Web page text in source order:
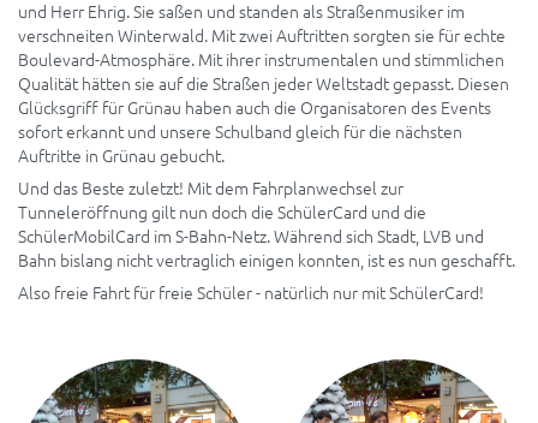
und Herr Ehrig. Sie saßen und standen als Straßenmusiker im
verschneiten Winterwald. Mit zwei Auftritten sorgten sie für echte
Boulevard-Atmosphäre. Mit ihrer instrumentalen und stimmlichen
Qualität hätten sie auf die Straßen jeder Weltstadt gepasst. Diesen
Glücksgriff für Grünau haben auch die Organisatoren des Events
sofort erkannt und unsere Schulband gleich für die nächsten
Auftritte in Grünau gebucht.
Und das Beste zuletzt! Mit dem Fahrplanwechsel zur
Tunneleröffnung gilt nun doch die SchülerCard und die
SchülerMobilCard im S-Bahn-Netz. Während sich Stadt, LVB und
Bahn bislang nicht vertraglich einigen konnten, ist es nun geschafft.
Also freie Fahrt für freie Schüler - natürlich nur mit SchülerCard!